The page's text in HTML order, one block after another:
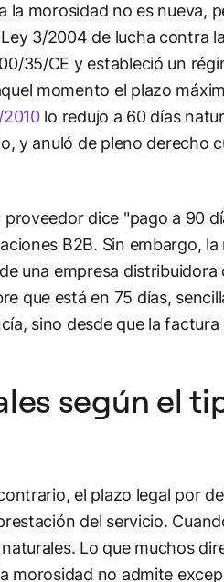
la morosidad no es nueva,
3/2004 de lucha contra
35/CE y estableció un
momento el plazo
2010lo redujo a 60 días
y anuló de pleno derecho
dice "pago a 90
B2B. Sin embargo,
una empresa distribuidora
que está en 75 días,
sino desde que la
según el
el plazo legal por
del servicio.
Lo que muchos
morosidad no admite